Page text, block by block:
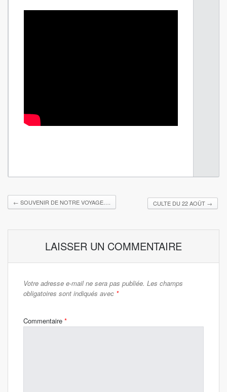
← SOUVENIR DE NOTRE VOYAGE…. CULTE DU 22 AOÛT →
LAISSER UN COMMENTAIRE
Votre adresse e-mail ne sera pas publiée. Les champs
obligatoires sont indiqués avec *
Commentaire *